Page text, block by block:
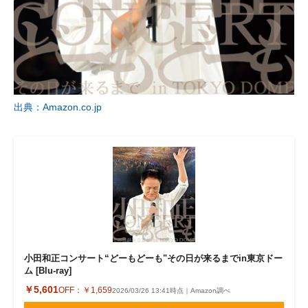
出典：Amazon.co.jp
小田和正コンサート“どーもどーも"その日が来るまでin東京ドー
ム [Blu-ray]
￥5,601OFF： ￥1,6592026/03/26 13:41時点｜Amazon調べ